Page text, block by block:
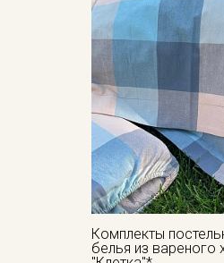
Комплекты
белья из вареного